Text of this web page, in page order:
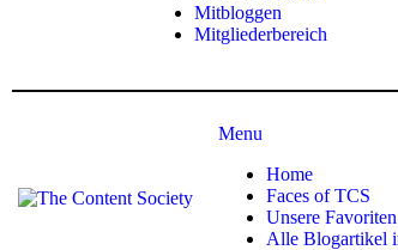
Mitbloggen
Mitgliederbereich
Menu
Home
Faces of TCS
Unsere Favoriten
Alle Blogartikel